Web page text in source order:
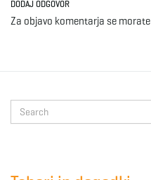
DODAJ ODGOVOR
Za objavo komentarja se morate
e